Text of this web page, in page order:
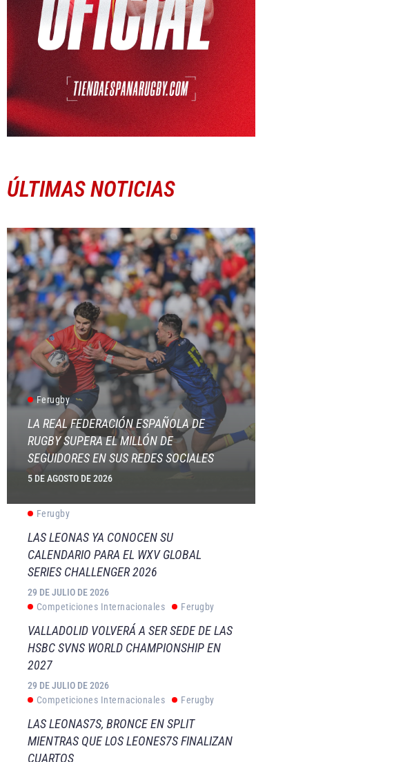
ÚLTIMAS NOTICIAS
Ferugby
LA REAL FEDERACIÓN ESPAÑOLA DE
RUGBY SUPERA EL MILLÓN DE
SEGUIDORES EN SUS REDES SOCIALES
5 DE AGOSTO DE 2026
Ferugby
LAS LEONAS YA CONOCEN SU
CALENDARIO PARA EL WXV GLOBAL
SERIES CHALLENGER 2026
29 DE JULIO DE 2026
Competiciones Internacionales
Ferugby
VALLADOLID VOLVERÁ A SER SEDE DE LAS
HSBC SVNS WORLD CHAMPIONSHIP EN
2027
29 DE JULIO DE 2026
Competiciones Internacionales
Ferugby
LAS LEONAS7S, BRONCE EN SPLIT
MIENTRAS QUE LOS LEONES7S FINALIZAN
CUARTOS